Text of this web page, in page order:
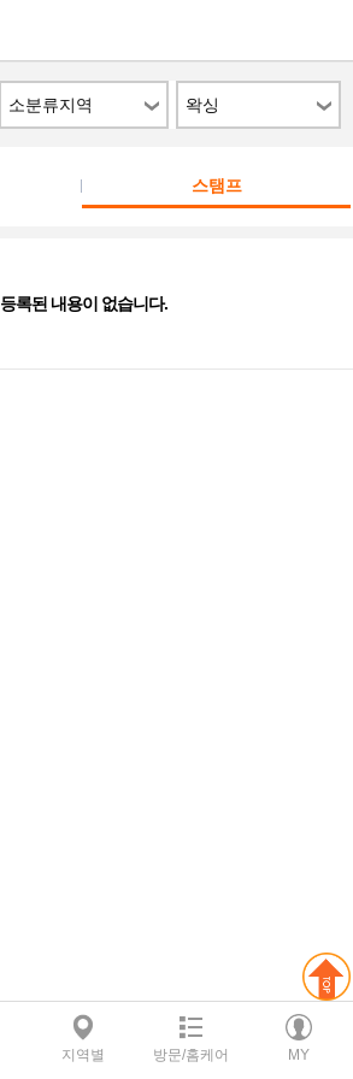
소분류지역 왁싱
스탬프
등록된 내용이 없습니다.
지역별 방문/홈케어 MY